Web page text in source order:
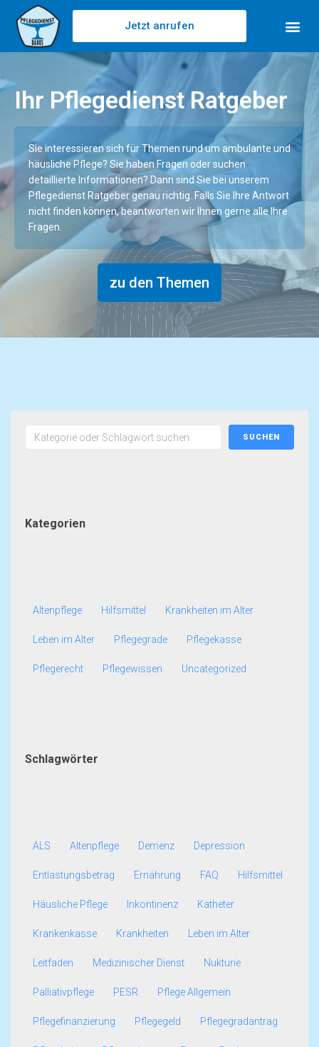
Jetzt anrufen
Ihr Pflegedienst Ratgeber
Sie interessieren sich für Themen rund um ambulante und
häusliche Pflege? Sie haben Fragen oder suchen
detaillierte Informationen? Dann sind Sie bei unserem
Pflegedienst Ratgeber genau richtig. Falls Sie Ihre Antwort
nicht finden können, beantworten wir Ihnen gerne alle Ihre
Fragen.
zu den Themen
SUCHEN
Kategorien
Altenpflege Hilfsmittel Krankheiten im Alter
Leben im Alter Pflegegrade Pflegekasse
Pflegerecht Pflegewissen Uncategorized
Schlagwörter
ALS Altenpflege Demenz Depression
Entlastungsbetrag Ernährung FAQ Hilfsmittel
Häusliche Pflege Inkontinenz Katheter
Krankenkasse Krankheiten Leben im Alter
Leitfaden Medizinischer Dienst Nukturie
Palliativpflege PESR Pflege Allgemein
Pflegefinanzierung Pflegegeld Pflegegradantrag